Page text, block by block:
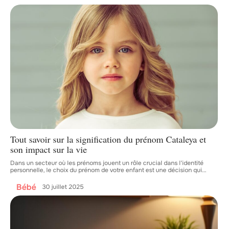
Tout savoir sur la signification du prénom Cataleya et
son impact sur la vie
Dans un secteur où les prénoms jouent un rôle crucial dans l'identité
personnelle, le choix du prénom de votre enfant est une décision qui…
Bébé 30 juillet 2025